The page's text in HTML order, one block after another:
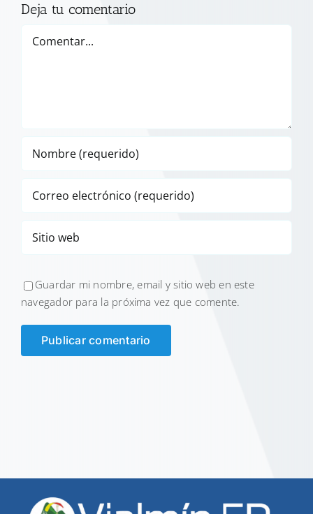
Deja tu comentario
Guardar mi nombre, email y sitio web en este
navegador para la próxima vez que comente.